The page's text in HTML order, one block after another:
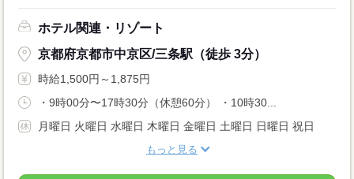
ホテル関連・リゾート
京都府京都市中京区/三条駅（徒歩 3分）
時給1,500円～1,875円
・9時00分〜17時30分（休憩60分） ・10時30...
月曜日 火曜日 水曜日 木曜日 金曜日 土曜日 日曜日 祝日
もっと見る